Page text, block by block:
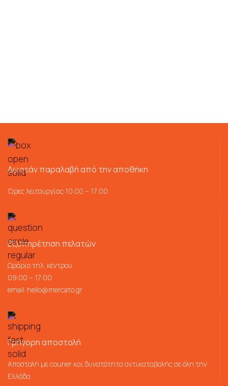
Δωρεάν παραλαβή από την αποθήκη
Ώρες λειτουργίας 10:00 – 17:00
Εξυπηρέτηση πελατών
Ωράριο τηλ. κέντρου
09:00 – 17:00
email: hello@mercato.gr
Γρήγορη αποστολή
Αποστολή με courier και δυνατότητα αντικαταβολής σε όλη την
Ελλάδα